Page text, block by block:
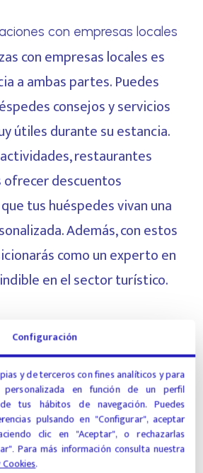
con empresas locales
con empresas locales es
a ambas partes. Puedes
consejos y servicios
útiles durante su estancia.
restaurantes
ofrecer descuentos
tus huéspedes vivan una
Además, con estos
como un experto en
en el sector turístico.
web para hoteles
todas estas mejoras, hacer
fluya entre todo el
y gestionar toda la
tener en cuenta
para hoteles. Hoy en día, es
Configuración
y de terceros con fines analíticos y para
personalizada en función de un perfil
tus hábitos de navegación. Puedes
pulsando en "Configurar", aceptar
clic en "Aceptar", o rechazarlas
Para más información consulta nuestra
.